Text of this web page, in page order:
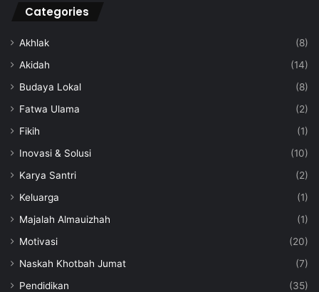
Categories
Akhlak
(8)
Akidah
(14)
Budaya Lokal
(8)
Fatwa Ulama
(2)
Fikih
(1)
Inovasi & Solusi
(10)
Karya Santri
(2)
Keluarga
(1)
Majalah Almauizhah
(1)
Motivasi
(20)
Naskah Khotbah Jumat
(7)
Pendidikan
(35)